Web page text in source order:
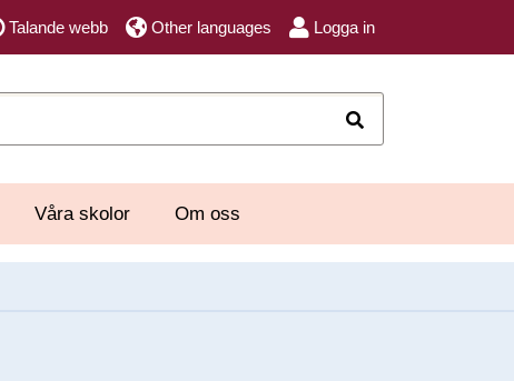
Talande webb Other languages Logga in
Våra skolor Om oss